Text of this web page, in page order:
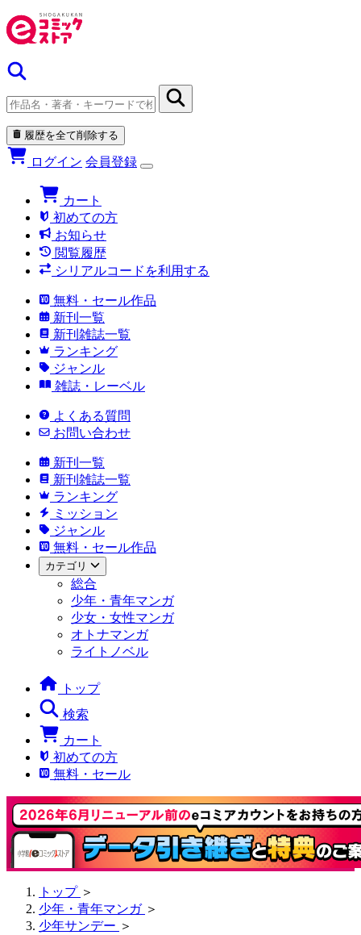
履歴を全て削除する
ログイン 会員登録
カート
初めての方
お知らせ
閲覧履歴
シリアルコードを利用する
無料・セール作品
新刊一覧
新刊雑誌一覧
ランキング
ジャンル
雑誌・レーベル
よくある質問
お問い合わせ
新刊一覧
新刊雑誌一覧
ランキング
ミッション
ジャンル
無料・セール作品
カテゴリ
総合
少年・青年マンガ
少女・女性マンガ
オトナマンガ
ライトノベル
トップ
検索
カート
初めての方
無料・セール
トップ ＞
少年・青年マンガ ＞
少年サンデー ＞